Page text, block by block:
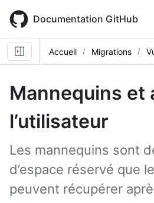
main
content
Documentation GitHub
Accueil Migrations
Mannequins et
l’utilisateur
Les mannequins sont
d’espace réservé que
peuvent récupérer